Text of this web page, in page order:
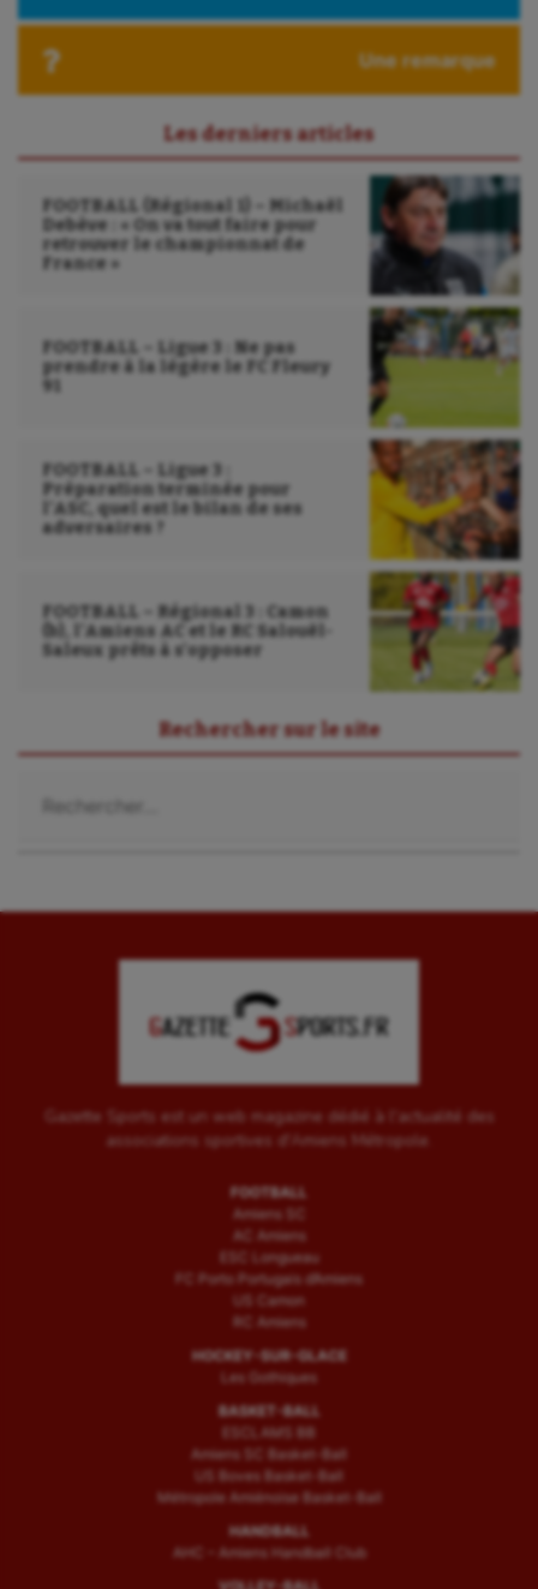
Une remarque
Les derniers articles
FOOTBALL (Régional 1) – Michaël
Debève : « On va tout faire pour
retrouver le championnat de
France »
FOOTBALL – Ligue 3 : Ne pas
prendre à la légère le FC Fleury
91
FOOTBALL – Ligue 3 :
Préparation terminée pour
l’ASC, quel est le bilan de ses
adversaires ?
FOOTBALL – Régional 3 : Camon
(b), l’Amiens AC et le RC Salouël-
Saleux prêts à s’opposer
Rechercher sur le site
Gazette Sports est un web magazine dédié à l'actualité des
associations sportives d'Amiens Métropole.
FOOTBALL
Amiens SC
AC Amiens
ESC Longueau
FC Porto Portugais d’Amiens
US Camon
RC Amiens
HOCKEY-SUR-GLACE
Les Gothiques
BASKET-BALL
ESCLAMS BB
Amiens SC Basket-Ball
US Boves Basket-Ball
Métropole Amiénoise Basket-Ball
HANDBALL
AHC – Amiens Handball Club